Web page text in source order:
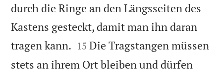
durch die Ringe an den Längsseiten des
Kastens gesteckt, damit man ihn daran
tragen kann. 

15 Die Tragstangen müssen
stets an ihrem Ort bleiben und dürfen